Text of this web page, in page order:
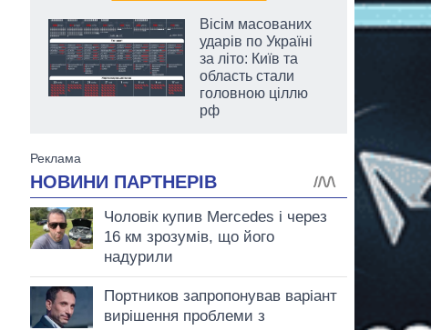
Вісім масованих
ударів по Україні
за літо: Київ та
область стали
головною ціллю
рф